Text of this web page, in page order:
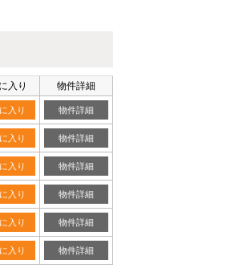
入り 物件詳細
入り 物件詳細
入り 物件詳細
入り 物件詳細
入り 物件詳細
入り 物件詳細
入り 物件詳細